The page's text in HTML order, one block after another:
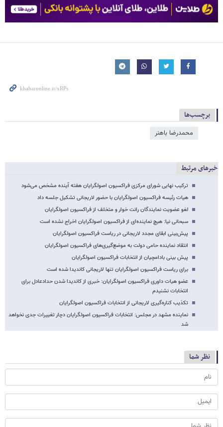
برچسب‌ها
محمدرضا باهنر
خبرهای مرتبط
ترکیب نهایی شورای مرکزی فراکسیون اصولگرایان هفته آینده مشخص می‌شود
هیات رئیسه فراکسیون اصولگرایان با حضور لاریجانی تشکیل جلسه داد
لغو عضویت نمایندگان رانت خوار و متخلف از فراکسیون اصولگرایان
سبحانی نیا: هیچ نماینده‌ای از فراکسیون اصولگرایان اخراج نشده است
پیش‌بینی ابقای مجدد لاریجانی در ریاست فراکسیون اصولگرایان
انتقاد نماینده حامی دولت به موضع‌گیری‌های فراکسیون اصولگرایان
پیش بینی بادامچیان از انتخابات فراکسیون اصولگرایان
برای ریاست فراکسیون اصولگرایان تنها لاریجانی کاندیدا شده است
عضو هیات داوری فراکسیون اصولگرایان: خبری از کاندیدا شدن حدادعادل برای
انتخابات نشنیدم
تکذیب کناره‌‌‌‌‌‌‌‌‌‌‌‌گیری لاریجانی از انتخابات فراکسیون اصولگرایان
نماینده مشهد در مجلس: انتخابات فراکسیون اصولگرایان دچار تغییرات جدی نخواهد
شد
نظر شما